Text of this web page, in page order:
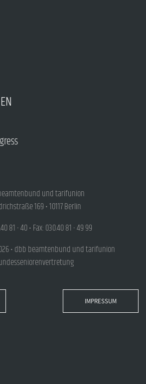
und tarifunion
169 • 10117 Berlin
81 - 40 • Fax: 030.40 81 - 49 99
• dbb beamtenbund und tarifunion
IMPRESSUM